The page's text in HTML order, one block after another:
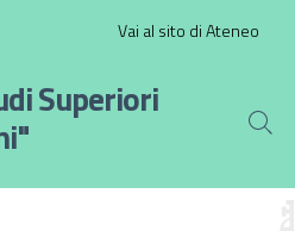
Slim
Vai al sito di Ateneo
Superiori